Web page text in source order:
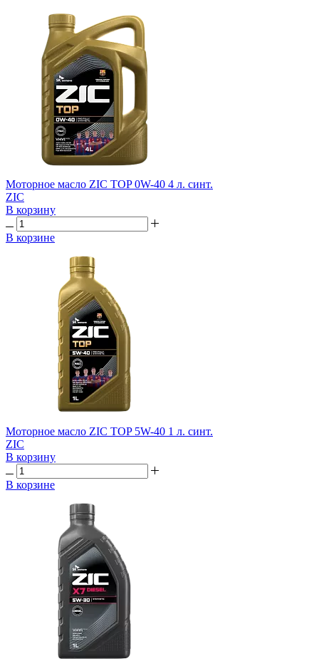
Моторное масло ZIC TOP 0W-40 4 л. синт.
ZIC
В корзину
В корзине
Моторное масло ZIC TOP 5W-40 1 л. синт.
ZIC
В корзину
В корзине